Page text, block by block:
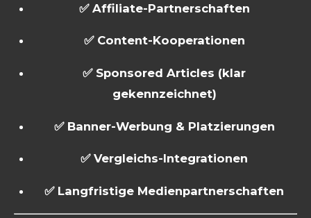
✅ Affiliate-Partnerschaften
✅ Content-Kooperationen
✅ Sponsored Articles (klar
gekennzeichnet)
✅ Banner-Werbung & Platzierungen
✅ Vergleichs-Integrationen
✅ Langfristige Medienpartnerschaften